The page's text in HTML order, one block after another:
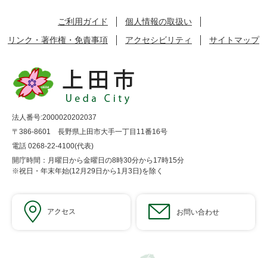
ご利用ガイド
個人情報の取扱い
リンク・著作権・免責事項
アクセシビリティ サイトマップ
法人番号:2000020202037
〒386-8601 長野県上田市大手一丁目11番16号
電話 0268-22-4100(代表)
開庁時間：月曜日から金曜日の8時30分から17時15分
※祝日・年末年始(12月29日から1月3日)を除く
アクセス お問い合わせ